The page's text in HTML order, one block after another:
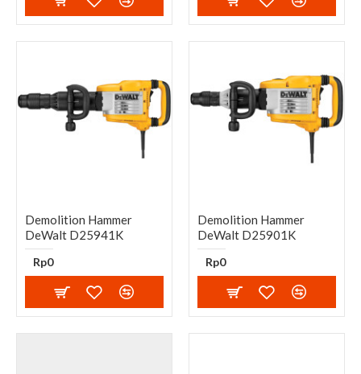
Demolition Hammer
DeWalt D25941K
Rp0
Demolition Hammer
DeWalt D25901K
Rp0